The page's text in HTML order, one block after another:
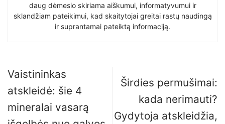
daug dėmesio skiriama aiškumui, informatyvumui ir
sklandžiam pateikimui, kad skaitytojai greitai rastų naudingą
ir suprantamai pateiktą informaciją.
Vaistininkas
atskleidė: šie 4
mineralai vasarą
Širdies permušimai:
kada nerimauti?
Gydytoja atskleidžia,